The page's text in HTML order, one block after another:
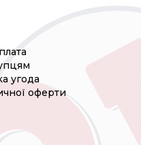
угода
оферти